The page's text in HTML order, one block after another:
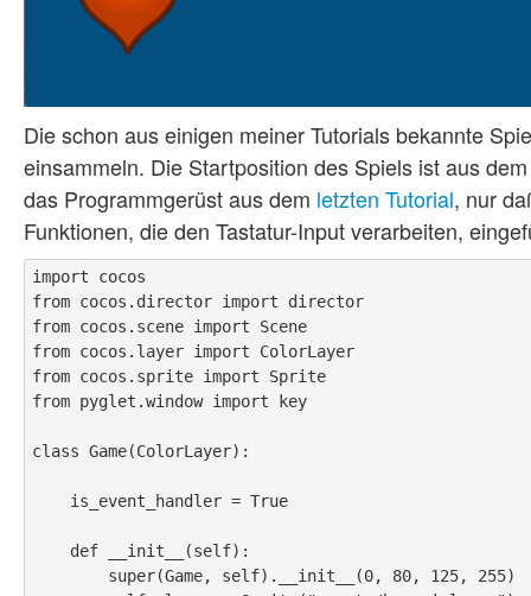
Die schon aus einigen meiner Tutorials bekannte
einsammeln. Die Startposition des Spiels ist aus
das Programmgerüst aus dem letzten Tutorial, nur
Funktionen, die den Tastatur-Input verarbeiten,
import cocos
from cocos.director import director
from cocos.scene import Scene
from cocos.layer import ColorLayer
from cocos.sprite import Sprite
from pyglet.window import key
class Game(ColorLayer):